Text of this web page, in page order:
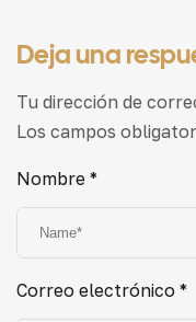
Deja una
Tu dirección de
Los campos
Nombre *
Correo electrónico *